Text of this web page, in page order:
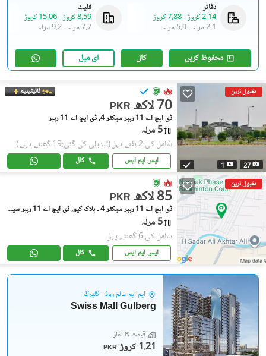
دفاتر
2.14 کروڑ
-7.88 کروڑ
2.1 مرلہ
-5.9 مرلہ
فلیٹ
8.59 کروڑ
-15.06 کروڑ
7.7 مرلہ
-9.2 مرلہ
محفوظ کریں کال ای میل
مقبول ترین
27
1
ٹائیٹینیم
PKR 70 لاکھ
ڈی ایچ اے 11 رہبر سیکٹر 4, ڈی ایچ اے 11 رہبر
5 مرلہ
شامل کی:2 ہفتے پہل (تبدیلی کی گئی:19 گھنٹے پہلے)
ایس ایم ایس کال
مقبول ترین
PKR 85 لاکھ
ڈی ایچ اے 11 رہبر سیکٹر 4 ۔ بلاک کیو, ڈی ایچ اے 11 رہبر سیکٹر 4
5 مرلہ
شامل کی:6 گھنٹے پہل
ایس ایم ایس کال
ایم ایم عالم روڈ - گلبرگ
Swiss Mall Gulberg
قیمت کا آغاز
PKR 1.21 کروڑ